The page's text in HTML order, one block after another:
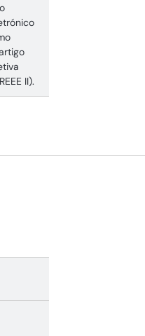
II).